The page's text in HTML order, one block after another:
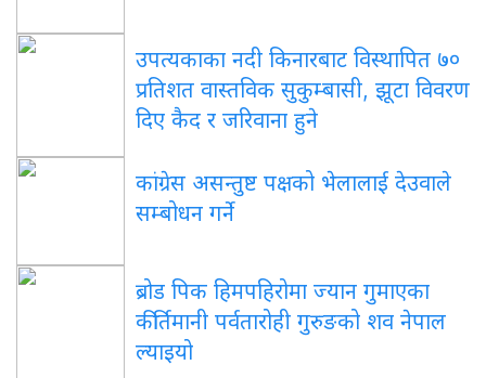
उपत्यकाका नदी किनारबाट विस्थापित ७०
प्रतिशत वास्तविक सुकुम्बासी, झूटा विवरण
दिए कैद र जरिवाना हुने
कांग्रेस असन्तुष्ट पक्षको भेलालाई देउवाले
सम्बोधन गर्ने
ब्रोड पिक हिमपहिरोमा ज्यान गुमाएका
कीर्तिमानी पर्वतारोही गुरुङको शव नेपाल
ल्याइयो